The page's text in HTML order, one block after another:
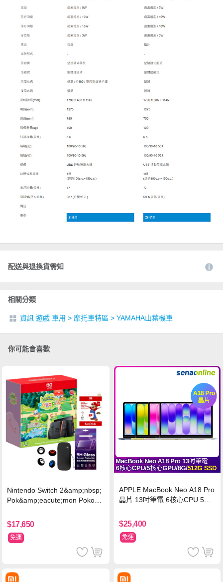
配送與退換貨需知
相關分類
資訊 遊戲 車用 > 摩托車特區 > YAMAHA山葉機車
你可能會喜歡
Nintendo Switch 2&amp;nbsp;
Pok&amp;eacute;mon Pokopia
卡 256G
$17,650
免運
APPLE MacBook Neo A18 Pro
晶片 13吋筆電 6核心CPU 5核
$25,400
免運